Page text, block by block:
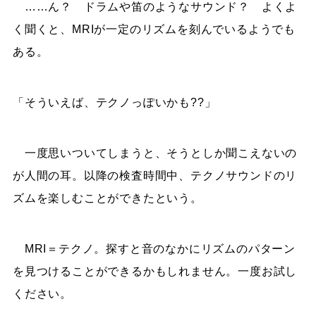
……ん？ ドラムや笛のようなサウンド？ よくよ
く聞くと、MRIが一定のリズムを刻んでいるようでも
ある。
「そういえば、テクノっぽいかも??」
一度思いついてしまうと、そうとしか聞こえないの
が人間の耳。以降の検査時間中、テクノサウンドのリ
ズムを楽しむことができたという。
MRI＝テクノ。探すと音のなかにリズムのパターン
を見つけることができるかもしれません。一度お試し
ください。